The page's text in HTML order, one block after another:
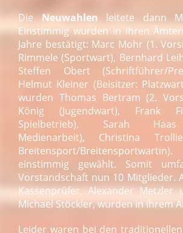
DieNeuwahlen leitete dann
Einstimmig wurden in ihren
Jahre bestätigt: Marc Mohr (1.
Rimmele (Sportwart), Bernhard
Steffen Obert (Schriftführer/
Helmut Kleiner (Beisitzer:
wurden Thomas Bertram (2.
König (Jugendwart), Frank
Spielbetrieb), Sarah Haas
Medienarbeit), Christina
Breitensport/
einstimmig gewählt. Somit
Vorstandschaft nun 10 Mitglieder.
Kassenprüfer, Alexander Metzler
Michael Stöckler, wurden in ihrem
Leider waren bei den traditionellen